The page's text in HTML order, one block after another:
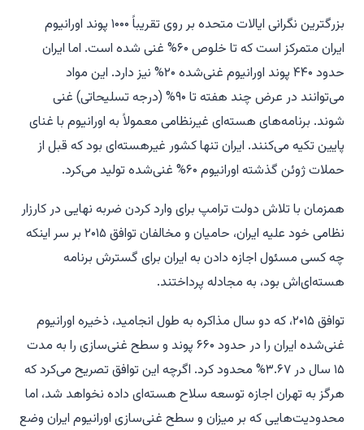
بزرگترین نگرانی ایالات متحده بر روی تقریباً ۱۰۰۰ پوند اورانیوم
ایران متمرکز است که تا خلوص ۶۰% غنی شده است. اما ایران
حدود ۴۴۰ پوند اورانیوم غنی‌شده ۲۰% نیز دارد. این مواد
می‌توانند در عرض چند هفته تا ۹۰% (درجه تسلیحاتی) غنی
شوند. برنامه‌های هسته‌ای غیرنظامی معمولاً به اورانیوم با غنای
پایین تکیه می‌کنند. ایران تنها کشور غیرهسته‌ای بود که قبل از
حملات ژوئن گذشته اورانیوم ۶۰% غنی‌شده تولید می‌کرد.
همزمان با تلاش دولت ترامپ برای وارد کردن ضربه نهایی در کارزار
نظامی خود علیه ایران، حامیان و مخالفان توافق ۲۰۱۵ بر سر اینکه
چه کسی مسئول اجازه دادن به ایران برای گسترش برنامه
هسته‌ای‌اش بود، به مجادله پرداختند.
توافق ۲۰۱۵، که دو سال مذاکره به طول انجامید، ذخیره اورانیوم
غنی‌شده ایران را در حدود ۶۶۰ پوند و سطح غنی‌سازی را به مدت
۱۵ سال در ۳.۶۷% محدود کرد. اگرچه این توافق تصریح می‌کرد که
هرگز به تهران اجازه توسعه سلاح هسته‌ای داده نخواهد شد، اما
محدودیت‌هایی که بر میزان و سطح غنی‌سازی اورانیوم ایران وضع